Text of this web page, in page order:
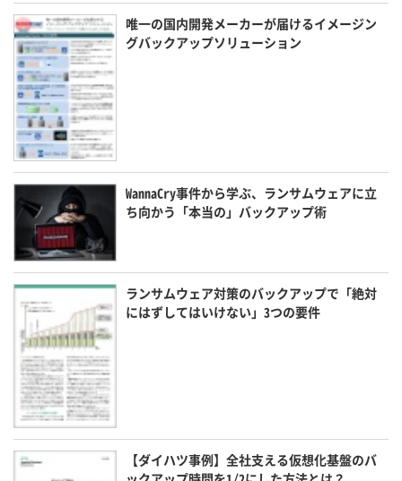
唯一の国内開発メーカーが届けるイメージン
グバックアップソリューション
WannaCry事件から学ぶ、ランサムウェアに立
ち向かう「本当の」バックアップ術
ランサムウェア対策のバックアップで「絶対
にはずしてはいけない」3つの要件
【ダイハツ事例】全社支える仮想化基盤のバ